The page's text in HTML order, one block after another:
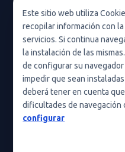
Este sitio web utiliza
recopilar información con
servicios. Si continua
la instalación de las
de configurar su
impedir que sean
deberá tener en cuenta
dificultades de navegación
configurar
Política de privacidad en redes
Condiciones de uso
Política de cookies (UE)
Política de cookies
Condiciones generales de
Nota legal